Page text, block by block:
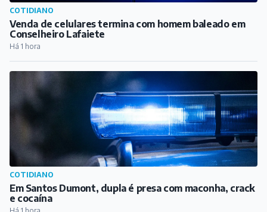
COTIDIANO
Em Santos Dumont, dupla é presa com maconha, crack
e cocaína
Há 1 hora
COTIDIANO
Duas mulheres presas por tráfico de drogas no bairro